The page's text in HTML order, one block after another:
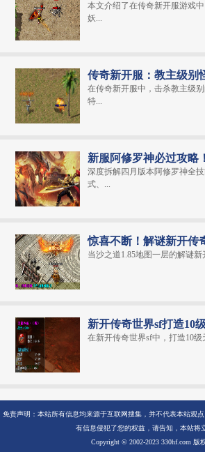
本文介绍了在传奇新开服游戏
妖...
传奇新开服：教主级别
在传奇新开服中，击杀教主级
特...
新服阿修罗神必过攻略
深度拆解四月版本阿修罗神全
式、...
惊喜不断！解谜新开传
当沙之道1.85地图一层的解谜
新开传奇世界sf打造10
在新开传奇世界sf中，打造10
免责声明：本站所有信息均来源于互联网搜集，并不代表本站观
有信息侵犯了您的权益，请告知，本站将
Copyright © 2002-2023 330hf.com 版